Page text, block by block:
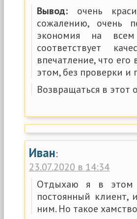
Вывод: очень
сожалению, очень
экономия на
соответствует
впечатление, что
этом, без проверки и
Возвращаться в этот
Иван:
23.07.2020 в 14:34
Отдыхаю я в этом
постоянный клиент,
ним. Но такое